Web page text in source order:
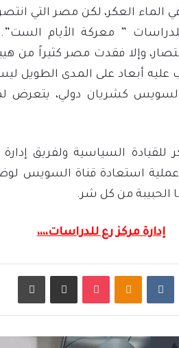
الماء العكر، لكن مصر التي
” معركة الأيام
وإلا فقدت مصر كثيراً من
عليه أبعاد على المدى الطويل
كشريان دولي، يتعرض
السياسية ولفريق إدارة
استعادة قناة السويس
الحبيبة من كل شر.
إدارة مركز رع للدراسات،،،،
Odnoklassniki
‫Pocket مشاركة عبر البريد طباعة